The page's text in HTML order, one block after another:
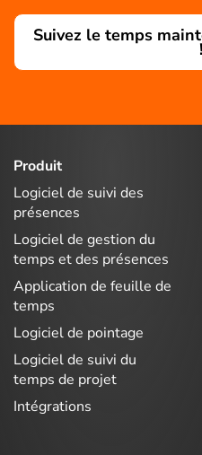
Suivez le temps
!
Produit
Logiciel de suivi des
présences
Logiciel de gestion du
temps et des présences
Application de feuille de
temps
Logiciel de pointage
Logiciel de suivi du
temps de projet
Intégrations